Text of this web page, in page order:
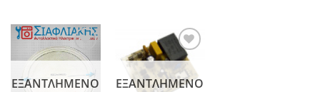
Add to
wishlist
ΕΞΑΝΤΛΗΜΈΝΟ
Add to
wishlist
ΕΞΑΝΤΛΗΜΈΝΟ